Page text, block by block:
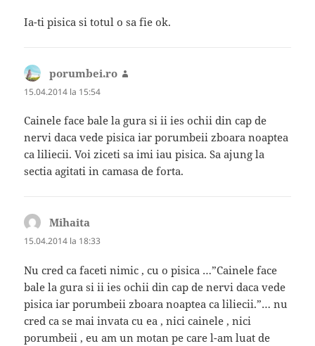
Ia-ti pisica si totul o sa fie ok.
porumbei.ro
15.04.2014 la 15:54
Cainele face bale la gura si ii ies ochii din cap de
nervi daca vede pisica iar porumbeii zboara noaptea
ca liliecii. Voi ziceti sa imi iau pisica. Sa ajung la
sectia agitati in camasa de forta.
Mihaita
15.04.2014 la 18:33
Nu cred ca faceti nimic , cu o pisica …”Cainele face
bale la gura si ii ies ochii din cap de nervi daca vede
pisica iar porumbeii zboara noaptea ca liliecii.”… nu
cred ca se mai invata cu ea , nici cainele , nici
porumbeii , eu am un motan pe care l-am luat de